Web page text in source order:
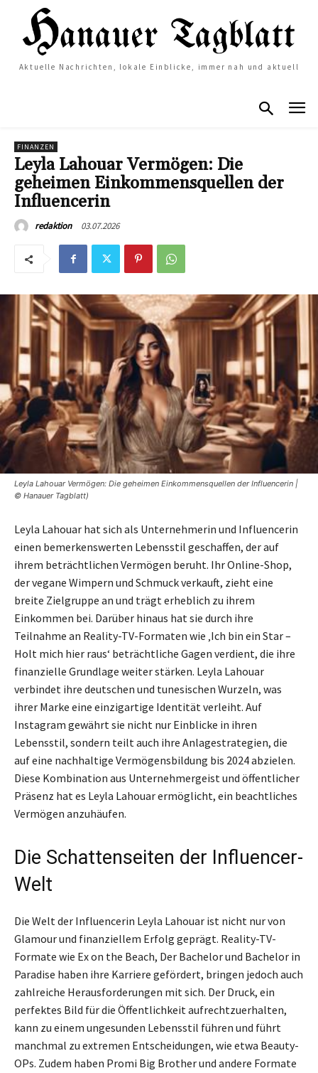
Aktuelle Nachrichten, lokale Einblicke, immer nah und aktuell
FINANZEN
Leyla Lahouar Vermögen: Die
geheimen Einkommensquellen der
Influencerin
redaktion 03.07.2026
Leyla Lahouar Vermögen: Die geheimen Einkommensquellen der Influencerin |
© Hanauer Tagblatt)
Leyla Lahouar hat sich als Unternehmerin und Influencerin
einen bemerkenswerten Lebensstil geschaffen, der auf
ihrem beträchtlichen Vermögen beruht. Ihr Online-Shop,
der vegane Wimpern und Schmuck verkauft, zieht eine
breite Zielgruppe an und trägt erheblich zu ihrem
Einkommen bei. Darüber hinaus hat sie durch ihre
Teilnahme an Reality-TV-Formaten wie ‚Ich bin ein Star –
Holt mich hier raus‘ beträchtliche Gagen verdient, die ihre
finanzielle Grundlage weiter stärken. Leyla Lahouar
verbindet ihre deutschen und tunesischen Wurzeln, was
ihrer Marke eine einzigartige Identität verleiht. Auf
Instagram gewährt sie nicht nur Einblicke in ihren
Lebensstil, sondern teilt auch ihre Anlagestrategien, die
auf eine nachhaltige Vermögensbildung bis 2024 abzielen.
Diese Kombination aus Unternehmergeist und öffentlicher
Präsenz hat es Leyla Lahouar ermöglicht, ein beachtliches
Vermögen anzuhäufen.
Die Schattenseiten der Influencer-
Welt
Die Welt der Influencerin Leyla Lahouar ist nicht nur von
Glamour und finanziellem Erfolg geprägt. Reality-TV-
Formate wie Ex on the Beach, Der Bachelor und Bachelor in
Paradise haben ihre Karriere gefördert, bringen jedoch auch
zahlreiche Herausforderungen mit sich. Der Druck, ein
perfektes Bild für die Öffentlichkeit aufrechtzuerhalten,
kann zu einem ungesunden Lebensstil führen und führt
manchmal zu extremen Entscheidungen, wie etwa Beauty-
OPs. Zudem haben Promi Big Brother und andere Formate